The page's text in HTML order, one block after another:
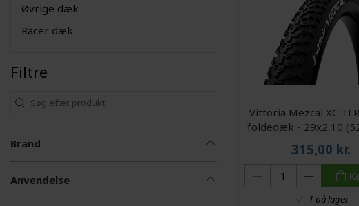
Øvrige dæk
Racer dæk
Filtre
Brand
Anvendelse
Vittoria Mezcal XC
foldedæk - 29x2,10
Sort
315,00 kr.
1 på lager